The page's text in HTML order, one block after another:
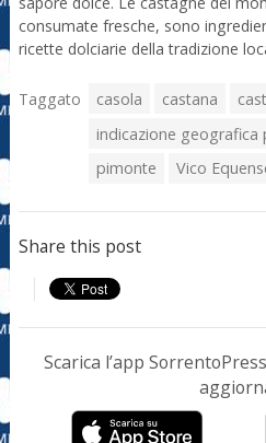
consumate fresche, sono
ricette dolciarie della tradizione
Taggato casola castana
indicazione geografica
pimonte
Vico
Share this post
Scarica l’app